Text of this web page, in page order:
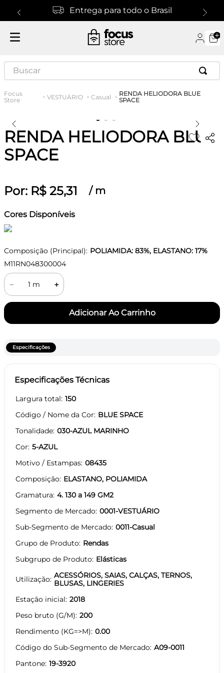
Entrega para todo o Brasil
Buscar
VESTUÁRIO Casual
RENDA HELIODORA BLUE
SPACE
RENDA HELIODORA BLUE
SPACE
Por: R$ 25,31 / m
Cores Disponíveis
Composição (Principal): POLIAMIDA: 83%, ELASTANO: 17%
M11RN048300004
＋
－
Especificações
Especificações Técnicas
Largura total 150
Código / Nome da Cor BLUE SPACE
Tonalidade 030-AZUL MARINHO
Cor 5-AZUL
Motivo / Estampas 08435
Composição ELASTANO, POLIAMIDA
Gramatura 4. 130 a 149 GM2
Segmento de Mercado 0001-VESTUÁRIO
Sub-Segmento de Mercado 0011-Casual
Grupo de Produto Rendas
Subgrupo de Produto Elásticas
Utilização ACESSÓRIOS, SAIAS, CALÇAS, TERNOS,
BLUSAS, LINGERIES
Estação inicial 2018
Peso bruto (G/M) 200
Rendimento (KG=>M) 0.00
Código do Sub-Segmento de Mercado A09-0011
Pantone 19-3920